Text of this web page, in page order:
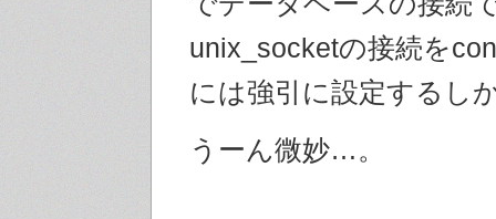
unix_socketの接続を
には強引に設定するし
うーん微妙…。